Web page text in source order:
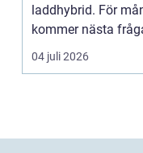
laddhybrid. För
kommer nästa
direkt: hur laddar
04 juli 2026